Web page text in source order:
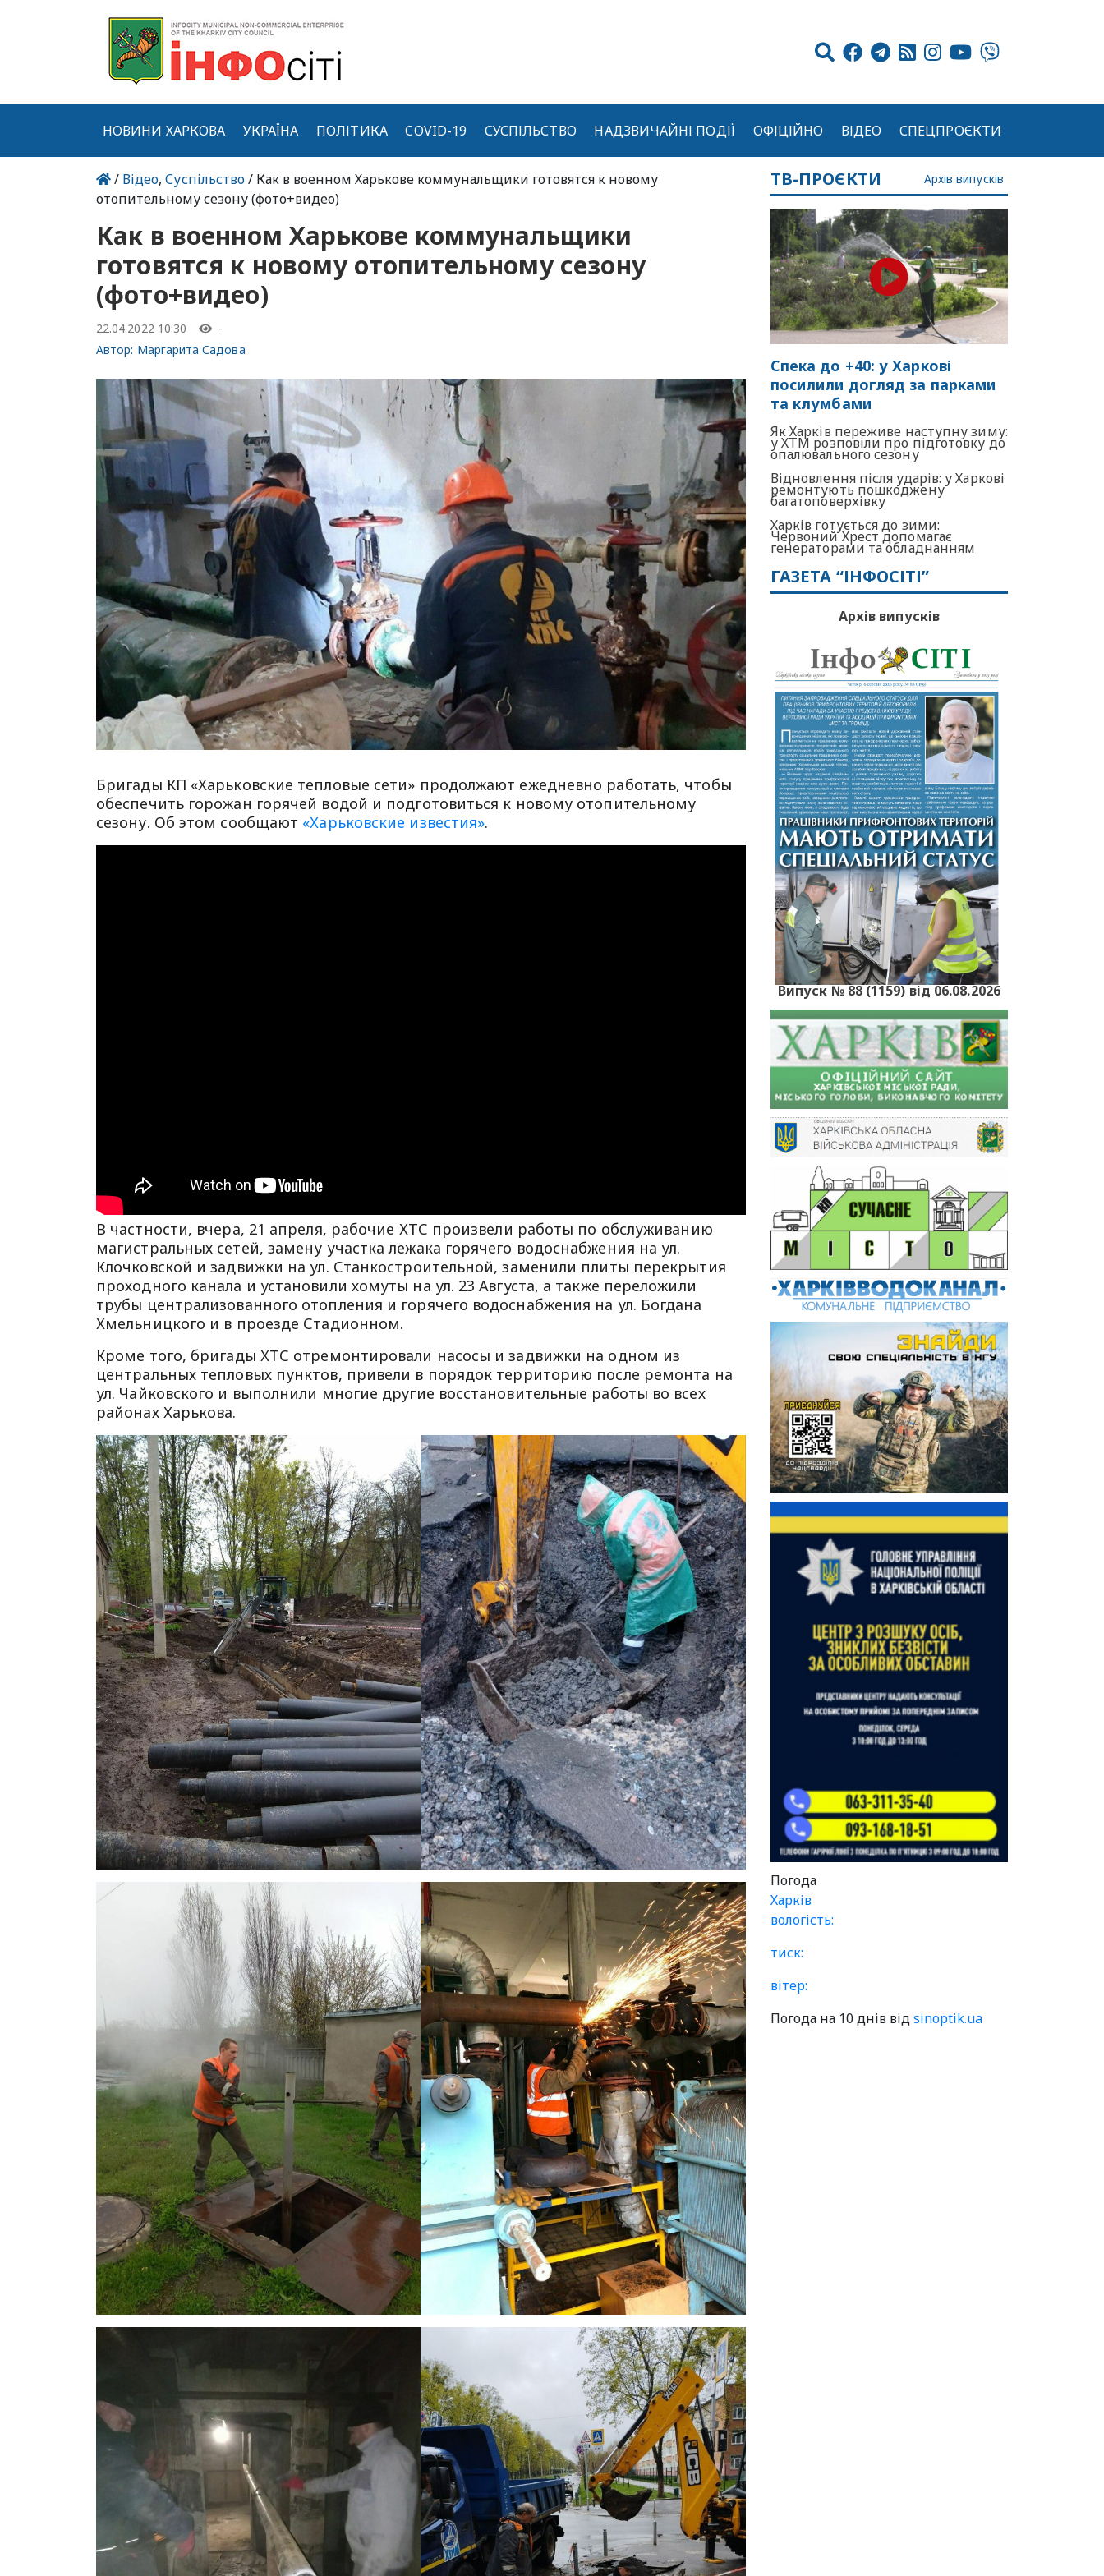
НОВИНИ ХАРКОВА УКРАЇНА ПОЛІТИКА COVID-19 СУСПІЛЬСТВО НАДЗВИЧАЙНІ ПОДІЇ ОФІЦІЙНО ВІДЕО СПЕЦПРОЄКТИ
/ Відео,Суспільство/ Как в военном Харькове коммунальщики готовятся к новому
отопительному сезону (фото+видео)
Как в военном Харькове коммунальщики
готовятся к новому отопительному сезону
(фото+видео)
22.04.2022 10:30
-
Автор: Маргарита Садова
Бригады КП «Харьковские тепловые сети» продолжают ежедневно работать, чтобы
обеспечить горожан горячей водой и подготовиться к новому отопительному
сезону. Об этом сообщают «Харьковские известия».
В частности, вчера, 21 апреля, рабочие ХТС произвели работы по обслуживанию
магистральных сетей, замену участка лежака горячего водоснабжения на ул.
Клочковской и задвижки на ул. Станкостроительной, заменили плиты перекрытия
проходного канала и установили хомуты на ул. 23 Августа, а также переложили
трубы централизованного отопления и горячего водоснабжения на ул. Богдана
Хмельницкого и в проезде Стадионном.
Кроме того, бригады ХТС отремонтировали насосы и задвижки на одном из
центральных тепловых пунктов, привели в порядок территорию после ремонта на
ул. Чайковского и выполнили многие другие восстановительные работы во всех
районах Харькова.
ТВ-ПРОЄКТИ Архів випусків
Спека до +40: у Харкові
посилили догляд за парками
та клумбами
Як Харків переживе наступну зиму:
у ХТМ розповіли про підготовку до
опалювального сезону
Відновлення після ударів: у Харкові
ремонтують пошкоджену
багатоповерхівку
Харків готується до зими:
Червоний Хрест допомагає
генераторами та обладнанням
ГАЗЕТА “ІНФОСІТІ”
Архів випусків
Випуск № 88 (1159) від 06.08.2026
Погода
Харків
вологість:
тиск:
вітер:
Погода на 10 днів відsinoptik.ua